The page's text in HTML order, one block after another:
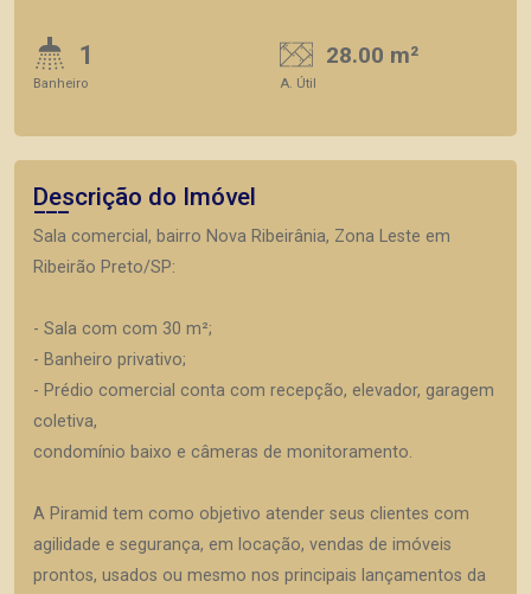
1
Banheiro
28.00 m²
A. Útil
Descrição do Imóvel
Sala comercial, bairro Nova Ribeirânia, Zona Leste em
Ribeirão Preto/SP:
- Sala com com 30 m²;
- Banheiro privativo;
- Prédio comercial conta com recepção, elevador, garagem
coletiva,
condomínio baixo e câmeras de monitoramento.
A Piramid tem como objetivo atender seus clientes com
agilidade e segurança, em locação, vendas de imóveis
prontos, usados ou mesmo nos principais lançamentos da